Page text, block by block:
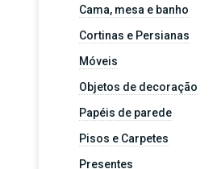
Cama, mesa e banho
Cortinas e Persianas
Móveis
Objetos de decoração
Papéis de parede
Pisos e Carpetes
Presentes